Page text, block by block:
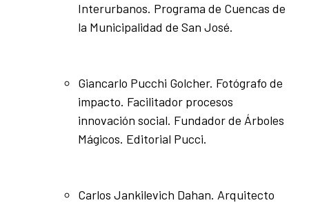
Interurbanos. Programa de Cuencas de
la Municipalidad de San José.
Giancarlo Pucchi Golcher. Fotógrafo de
impacto. Facilitador procesos
innovación social. Fundador de Árboles
Mágicos. Editorial Pucci.
Carlos Jankilevich Dahan. Arquitecto